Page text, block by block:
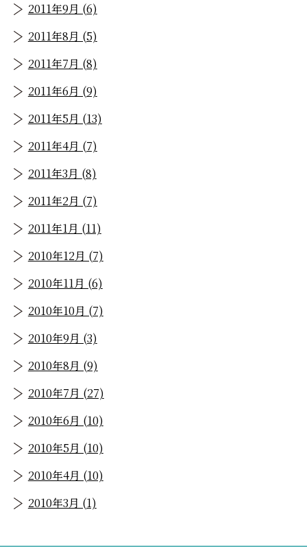
2011年9月 (6)
2011年8月 (5)
2011年7月 (8)
2011年6月 (9)
2011年5月 (13)
2011年4月 (7)
2011年3月 (8)
2011年2月 (7)
2011年1月 (11)
2010年12月 (7)
2010年11月 (6)
2010年10月 (7)
2010年9月 (3)
2010年8月 (9)
2010年7月 (27)
2010年6月 (10)
2010年5月 (10)
2010年4月 (10)
2010年3月 (1)